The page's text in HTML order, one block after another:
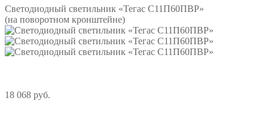
Светодиодный светильник «Тегас С11П60ПВР»
(на поворотном кронштейне)
18 068 руб.